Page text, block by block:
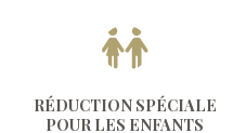
RÉDUCTION SPÉCIALE
POUR LES ENFANTS